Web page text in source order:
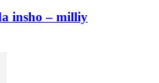
insho – milliy